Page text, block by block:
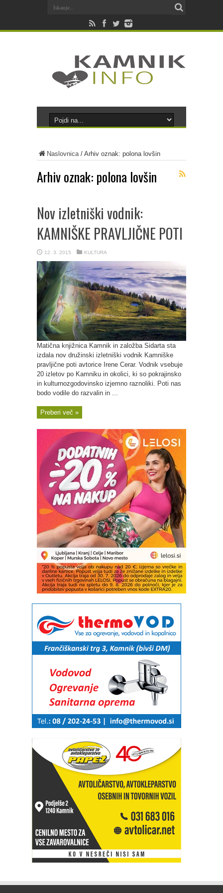
Naslovnica/ Arhiv oznak: polona lovšin
Arhiv oznak: polona lovšin
Nov izletniški vodnik:
KAMNIŠKE PRAVLJIČNE POTI
12. 3. 2015 KULTURA
Matična knjižnica Kamnik in založba Sidarta sta
izdala nov družinski izletniški vodnik Kamniške
pravljične poti avtorice Irene Cerar. Vodnik vsebuje
20 izletov po Kamniku in okolici, ki so pokrajinsko
in kulturnozgodovinsko izjemno raznoliki. Poti nas
bodo vodile do razvalin in ...
Preberi več »